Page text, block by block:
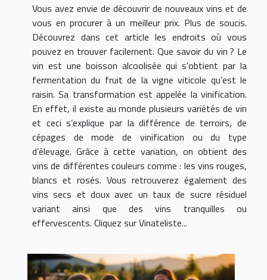
Vous avez envie de découvrir de nouveaux vins et de
vous en procurer à un meilleur prix. Plus de soucis.
Découvrez dans cet article les endroits où vous
pouvez en trouver facilement. Que savoir du vin ? Le
vin est une boisson alcoolisée qui s’obtient par la
fermentation du fruit de la vigne viticole qu’est le
raisin. Sa transformation est appelée la vinification.
En effet, il existe au monde plusieurs variétés de vin
et ceci s’explique par la différence de terroirs, de
cépages de mode de vinification ou du type
d’élevage. Grâce à cette variation, on obtient des
vins de différentes couleurs comme : les vins rouges,
blancs et rosés. Vous retrouverez également des
vins secs et doux avec un taux de sucre résiduel
variant ainsi que des vins tranquilles ou
effervescents. Cliquez sur Vinateliste...